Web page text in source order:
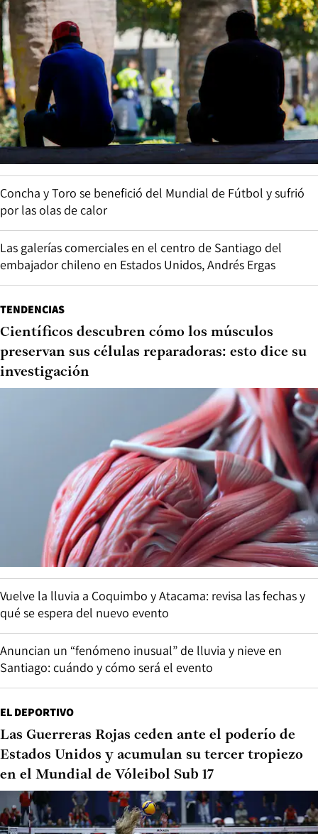
Concha y Toro se benefició del Mundial de Fútbol y sufrió
por las olas de calor
Las galerías comerciales en el centro de Santiago del
embajador chileno en Estados Unidos, Andrés Ergas
TENDENCIAS
Científicos descubren cómo los músculos
preservan sus células reparadoras: esto dice su
investigación
Vuelve la lluvia a Coquimbo y Atacama: revisa las fechas y
qué se espera del nuevo evento
Anuncian un “fenómeno inusual” de lluvia y nieve en
Santiago: cuándo y cómo será el evento
EL DEPORTIVO
Las Guerreras Rojas ceden ante el poderío de
Estados Unidos y acumulan su tercer tropiezo
en el Mundial de Vóleibol Sub 17